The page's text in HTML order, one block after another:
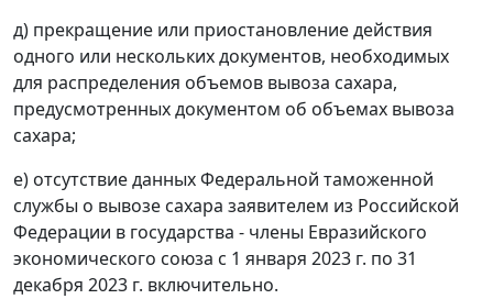
д) прекращение или приостановление действия
одного или нескольких документов, необходимых
для распределения объемов вывоза сахара,
предусмотренных документом об объемах вывоза
сахара;
е) отсутствие данных Федеральной таможенной
службы о вывозе сахара заявителем из Российской
Федерации в государства - члены Евразийского
экономического союза с 1 января 2023 г. по 31
декабря 2023 г. включительно.